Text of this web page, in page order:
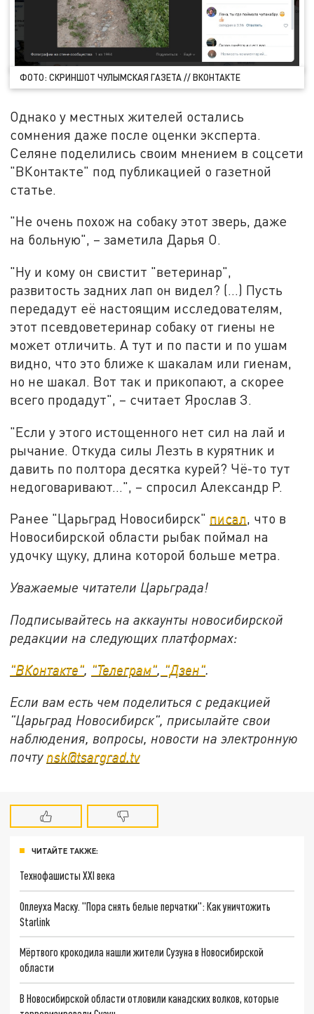
ФОТО: СКРИНШОТ ЧУЛЫМСКАЯ ГАЗЕТА // ВКОНТАКТЕ
Однако у местных жителей остались
сомнения даже после оценки эксперта.
Селяне поделились своим мнением в соцсети
"ВКонтакте" под публикацией о газетной
статье.
"Не очень похож на собаку этот зверь, даже
на больную", – заметила Дарья О.
"Ну и кому он свистит "ветеринар",
развитость задних лап он видел? (...) Пусть
передадут её настоящим исследователям,
этот псевдоветеринар собаку от гиены не
может отличить. А тут и по пасти и по ушам
видно, что это ближе к шакалам или гиенам,
но не шакал. Вот так и прикопают, а скорее
всего продадут", – считает Ярослав З.
"Если у этого истощенного нет сил на лай и
рычание. Откуда силы Лезть в курятник и
давить по полтора десятка курей? Чё-то тут
недоговаривают...", – спросил Александр Р.
Ранее "Царьград Новосибирск" писал, что в
Новосибирской области рыбак поймал на
удочку щуку, длина которой больше метра.
Уважаемые читатели Царьграда!
Подписывайтесь на аккаунты новосибирской
редакции на следующих платформах:
"ВКонтакте", "Телеграм", "Дзен".
Если вам есть чем поделиться с редакцией
"Царьград Новосибирск", присылайте свои
наблюдения, вопросы, новости на электронную
почту nsk@tsargrad.tv
ЧИТАЙТЕ ТАКЖЕ:
Технофашисты XXI века
Оплеуха Маску. "Пора снять белые перчатки": Как уничтожить
Starlink
Мёртвого крокодила нашли жители Сузуна в Новосибирской
области
В Новосибирской области отловили канадских волков, которые